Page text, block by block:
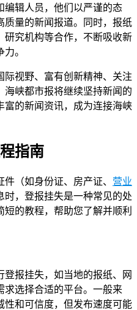
编辑人员，他们以严谨的态
质量的新闻报道。同时，报纸
研究机构等合作，不断吸收新
。
际视野、富有创新精神、关注
海峡都市报将继续坚持新闻的
富的新闻资讯，成为连接海峡
指南
（如身份证、房产证、 营业
时，登报挂失是一种常见的处
的教程，帮助您了解并顺利
报挂失，如当地的报纸、网
求选择合适的平台。一般来
性和可信度，但发布速度可能